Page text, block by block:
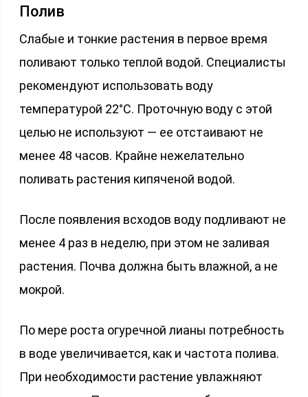
Полив
Слабые и тонкие растения в первое время
поливают только теплой водой. Специалисты
рекомендуют использовать воду
температурой 22°С. Проточную воду с этой
целью не используют — ее отстаивают не
менее 48 часов. Крайне нежелательно
поливать растения кипяченой водой.
После появления всходов воду подливают не
менее 4 раз в неделю, при этом не заливая
растения. Почва должна быть влажной, а не
мокрой.
По мере роста огуречной лианы потребность
в воде увеличивается, как и частота полива.
При необходимости растение увлажняют